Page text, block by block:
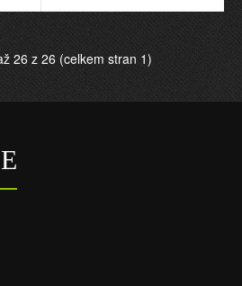
Oficiální Fotbalový Dres
26 z 26 (celkem stran 1)